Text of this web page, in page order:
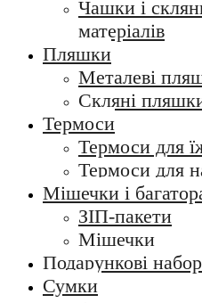
Чашки і
матеріалів
Пляшки
Металеві
Скляні
Термоси
Термоси для
Термоси для
Мішечки і
ЗІП-пакети
Мішечки
Подарункові
Сумки